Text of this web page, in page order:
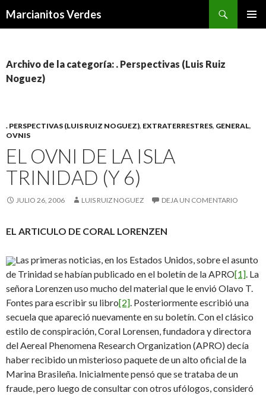
Marcianitos Verdes
Archivo de la categoría: . Perspectivas (Luis Ruiz
Noguez)
. PERSPECTIVAS (LUIS RUIZ NOGUEZ), EXTRATERRESTRES, GENERAL,
OVNIS
EL OVNI DE LA ISLA
TRINIDAD (Y 6)
JULIO 26, 2006 LUIS RUIZ NOGUEZ DEJA UN COMENTARIO
EL ARTICULO DE CORAL LORENZEN
Las primeras noticias, en los Estados Unidos, sobre el asunto
de Trinidad se habían publicado en el boletín de la APRO[1]. La
señora Lorenzen uso mucho del material que le envió Olavo T.
Fontes para escribir su libro[2]. Posteriormente escribió una
secuela que apareció nuevamente en su boletín. Con el clásico
estilo de conspiración, Coral Lorensen, fundadora y directora
del Aereal Phenomena Research Organization (APRO) decía
haber recibido un misterioso paquete de un alto oficial de la
Marina Brasileña. Inicialmente pensó que se trataba de un
fraude, pero luego de consultar con otros ufólogos, consideró